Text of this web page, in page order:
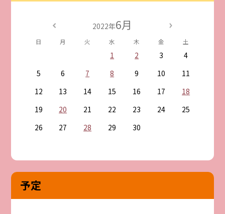
2022年6月
日 月 火 水 木 金 土
1 2 3
4
5
6 7 8 9 10
11
12
13 14 15 16 17
18
19
20 21 22 23 24
25
26
27 28 29 30
予定